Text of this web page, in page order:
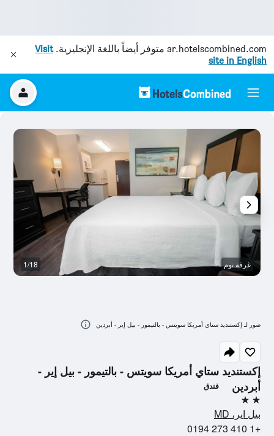
ar.hotelscombined.com متوفر أيضاً باللغة الإنجليزية.Visit
site in English
إكستنديد ستاي أمريكا سويتس - بالتيمور - بيل إير -
أبردين
فندق
2 نجمتين
بيل اير، MD
+1 410 273 0194
غرفة نوم 1/18
صور لـ إكستنديد ستاي أمريكا سويتس - بالتيمور - بيل إير - أبردين